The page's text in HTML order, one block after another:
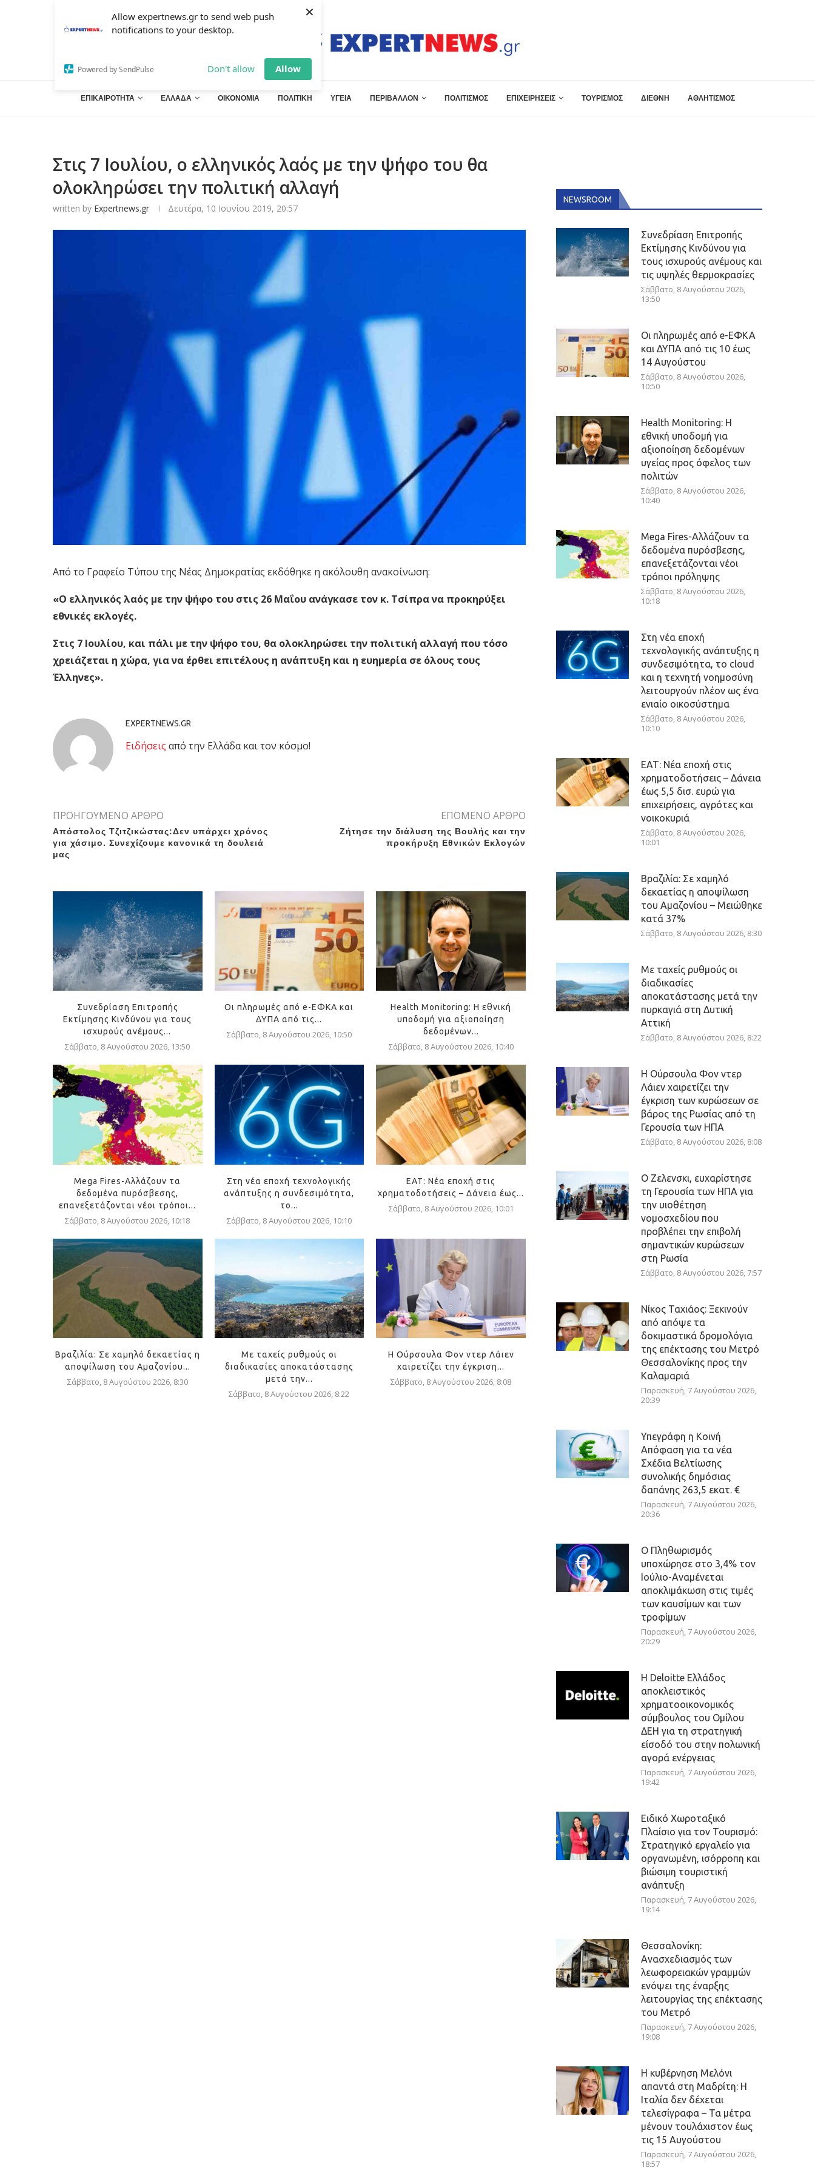
Allow expertnews.gr to send web push
notifications to your desktop.
Powered by SendPulse Don't allow Allow
×
ΕΠΙΚΑΙΡΟΤΗΤΑ ΕΛΛΑΔΑ ΟΙΚΟΝΟΜΙΑ ΠΟΛΙΤΙΚΗ ΥΓΕΙΑ ΠΕΡΙΒΑΛΛΟΝ ΠΟΛΙΤΙΣΜΟΣ ΕΠΙΧΕΙΡΗΣΕΙΣ ΤΟΥΡΙΣΜΟΣ ΔΙΕΘΝΗ ΑΘΛΗΤΙΣΜΟΣ
Στις 7 Ιουλίου, ο ελληνικός λαός με την ψήφο του θα
ολοκληρώσει την πολιτική αλλαγή
written by Expertnews.gr Δευτέρα, 10 Ιουνίου 2019, 20:57
Από το Γραφείο Τύπου της Νέας Δημοκρατίας εκδόθηκε η ακόλουθη ανακοίνωση:
«Ο ελληνικός λαός με την ψήφο του στις 26 Μαΐου ανάγκασε τον κ. Τσίπρα να προκηρύξει
εθνικές εκλογές.
Στις 7 Ιουλίου, και πάλι με την ψήφο του, θα ολοκληρώσει την πολιτική αλλαγή που τόσο
χρειάζεται η χώρα, για να έρθει επιτέλους η ανάπτυξη και η ευημερία σε όλους τους
Έλληνες».
EXPERTNEWS.GR
Eιδήσεις από την Ελλάδα και τον κόσμο!
ΠΡΟΗΓΟΥΜΕΝΟ ΑΡΘΡΟ
Απόστολος Τζιτζικώστας:Δεν υπάρχει χρόνος
για χάσιμο. Συνεχίζουμε κανονικά τη δουλειά
μας
ΕΠΟΜΕΝΟ ΑΡΘΡΟ
Ζήτησε την διάλυση της Βουλής και την
προκήρυξη Εθνικών Εκλογών
Συνεδρίαση Επιτροπής
Εκτίμησης Κινδύνου για τους
ισχυρούς ανέμους...
Σάββατο, 8 Αυγούστου 2026, 13:50
Οι πληρωμές από e-ΕΦΚΑ και
ΔΥΠΑ από τις...
Σάββατο, 8 Αυγούστου 2026, 10:50
Health Monitoring: Η εθνική
υποδομή για αξιοποίηση
δεδομένων...
Σάββατο, 8 Αυγούστου 2026, 10:40
Mega Fires-Αλλάζουν τα
δεδομένα πυρόσβεσης,
επανεξετάζονται νέοι τρόποι...
Σάββατο, 8 Αυγούστου 2026, 10:18
Στη νέα εποχή τεχνολογικής
ανάπτυξης η συνδεσιμότητα,
το...
Σάββατο, 8 Αυγούστου 2026, 10:10
ΕΑΤ: Νέα εποχή στις
χρηματοδοτήσεις – Δάνεια έως...
Σάββατο, 8 Αυγούστου 2026, 10:01
Βραζιλία: Σε χαμηλό δεκαετίας η
αποψίλωση του Αμαζονίου...
Σάββατο, 8 Αυγούστου 2026, 8:30
Με ταχείς ρυθμούς οι
διαδικασίες αποκατάστασης
μετά την...
Σάββατο, 8 Αυγούστου 2026, 8:22
Η Ούρσουλα Φον ντερ Λάιεν
χαιρετίζει την έγκριση...
Σάββατο, 8 Αυγούστου 2026, 8:08
NEWSROOM
Συνεδρίαση Επιτροπής
Εκτίμησης Κινδύνου για
τους ισχυρούς ανέμους και
τις υψηλές θερμοκρασίες
Σάββατο, 8 Αυγούστου 2026,
13:50
Οι πληρωμές από e-ΕΦΚΑ
και ΔΥΠΑ από τις 10 έως
14 Αυγούστου
Σάββατο, 8 Αυγούστου 2026,
10:50
Health Monitoring: Η
εθνική υποδομή για
αξιοποίηση δεδομένων
υγείας προς όφελος των
πολιτών
Σάββατο, 8 Αυγούστου 2026,
10:40
Mega Fires-Αλλάζουν τα
δεδομένα πυρόσβεσης,
επανεξετάζονται νέοι
τρόποι πρόληψης
Σάββατο, 8 Αυγούστου 2026,
10:18
Στη νέα εποχή
τεχνολογικής ανάπτυξης η
συνδεσιμότητα, το cloud
και η τεχνητή νοημοσύνη
λειτουργούν πλέον ως ένα
ενιαίο οικοσύστημα
Σάββατο, 8 Αυγούστου 2026,
10:10
ΕΑΤ: Νέα εποχή στις
χρηματοδοτήσεις – Δάνεια
έως 5,5 δισ. ευρώ για
επιχειρήσεις, αγρότες και
νοικοκυριά
Σάββατο, 8 Αυγούστου 2026,
10:01
Βραζιλία: Σε χαμηλό
δεκαετίας η αποψίλωση
του Αμαζονίου – Μειώθηκε
κατά 37%
Σάββατο, 8 Αυγούστου 2026, 8:30
Με ταχείς ρυθμούς οι
διαδικασίες
αποκατάστασης μετά την
πυρκαγιά στη Δυτική
Αττική
Σάββατο, 8 Αυγούστου 2026, 8:22
Η Ούρσουλα Φον ντερ
Λάιεν χαιρετίζει την
έγκριση των κυρώσεων σε
βάρος της Ρωσίας από τη
Γερουσία των ΗΠΑ
Σάββατο, 8 Αυγούστου 2026, 8:08
Ο Ζελενσκι, ευχαρίστησε
τη Γερουσία των ΗΠΑ για
την υιοθέτηση
νομοσχεδίου που
προβλέπει την επιβολή
σημαντικών κυρώσεων
στη Ρωσία
Σάββατο, 8 Αυγούστου 2026, 7:57
Νίκος Ταχιάος: Ξεκινούν
από απόψε τα
δοκιμαστικά δρομολόγια
της επέκτασης του Μετρό
Θεσσαλονίκης προς την
Καλαμαριά
Παρασκευή, 7 Αυγούστου 2026,
20:39
Υπεγράφη η Κοινή
Απόφαση για τα νέα
Σχέδια Βελτίωσης
συνολικής δημόσιας
δαπάνης 263,5 εκατ. €
Παρασκευή, 7 Αυγούστου 2026,
20:36
Ο Πληθωρισμός
υποχώρησε στο 3,4% τον
Ιούλιο-Αναμένεται
αποκλιμάκωση στις τιμές
των καυσίμων και των
τροφίμων
Παρασκευή, 7 Αυγούστου 2026,
20:29
Η Deloitte Ελλάδος
αποκλειστικός
χρηματοοικονομικός
σύμβουλος του Ομίλου
ΔΕΗ για τη στρατηγική
είσοδό του στην πολωνική
αγορά ενέργειας
Παρασκευή, 7 Αυγούστου 2026,
19:42
Ειδικό Χωροταξικό
Πλαίσιο για τον Τουρισμό:
Στρατηγικό εργαλείο για
οργανωμένη, ισόρροπη και
βιώσιμη τουριστική
ανάπτυξη
Παρασκευή, 7 Αυγούστου 2026,
19:14
Θεσσαλονίκη:
Ανασχεδιασμός των
λεωφορειακών γραμμών
ενόψει της έναρξης
λειτουργίας της επέκτασης
του Μετρό
Παρασκευή, 7 Αυγούστου 2026,
19:08
Η κυβέρνηση Μελόνι
απαντά στη Μαδρίτη: Η
Ιταλία δεν δέχεται
τελεσίγραφα – Τα μέτρα
μένουν τουλάχιστον έως
τις 15 Αυγούστου
Παρασκευή, 7 Αυγούστου 2026,
18:57